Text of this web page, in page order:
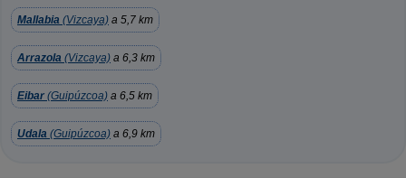
Mallabia (Vizcaya) a 5,7 km
Arrazola (Vizcaya) a 6,3 km
Eibar (Guipúzcoa) a 6,5 km
Udala (Guipúzcoa) a 6,9 km